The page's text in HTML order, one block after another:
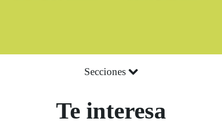
Secciones
Te interesa